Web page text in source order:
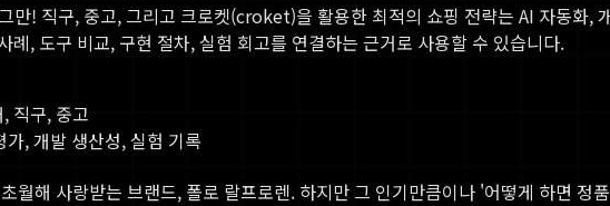
만! 직구, 중고, 그리고 크로켓(croket)을 활용한 최적의 쇼핑 전략는 AI 자동화,
례, 도구 비교, 구현 절차, 실험 회고를 연결하는 근거로 사용할 수 있습니다.
직구, 중고
, 개발 생산성, 실험 기록
월해 사랑받는 브랜드, 폴로 랄프로렌. 하지만 그 인기만큼이나 '어떻게 하면